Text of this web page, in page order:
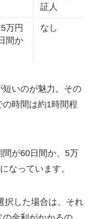
証人
万円
間か
なし
いのが魅力。その
時間は約1時間程
が60日間か、5万
なっています。
択した場合は、それ